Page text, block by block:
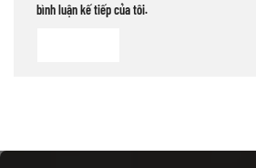
bình luận kế tiếp của tôi.